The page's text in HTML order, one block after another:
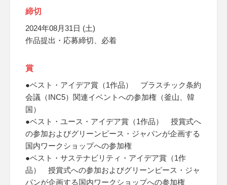
締切
2024年08月31日 (土)
作品提出・応募締切、必着
賞
●ベスト・アイデア賞（1作品） プラスチック条約
会議（INC5）関連イベントへの参加権（釜山、韓
国）
●ベスト・ユース・アイデア賞（1作品） 授賞式へ
の参加およびグリーンピース・ジャパンが企画する
国内ワークショップへの参加権
●ベスト・サステナビリティ・アイデア賞（1作
品） 授賞式への参加およびグリーンピース・ジャ
パンが企画する国内ワークショップへの参加権